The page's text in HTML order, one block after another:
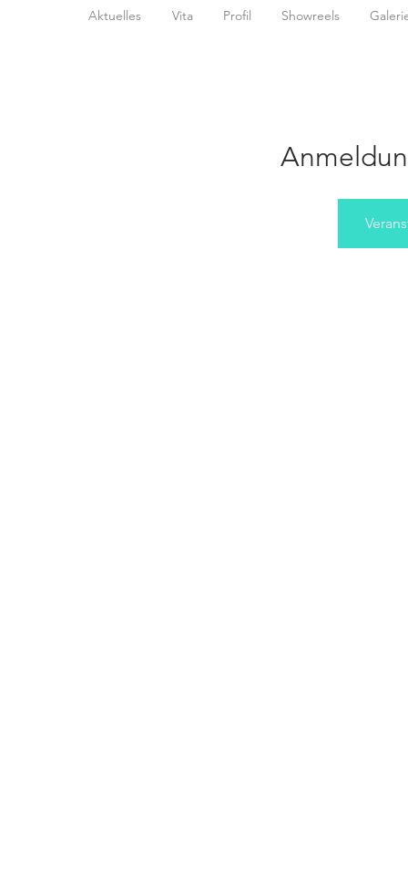
Aktuelles Vita Profil Showreels